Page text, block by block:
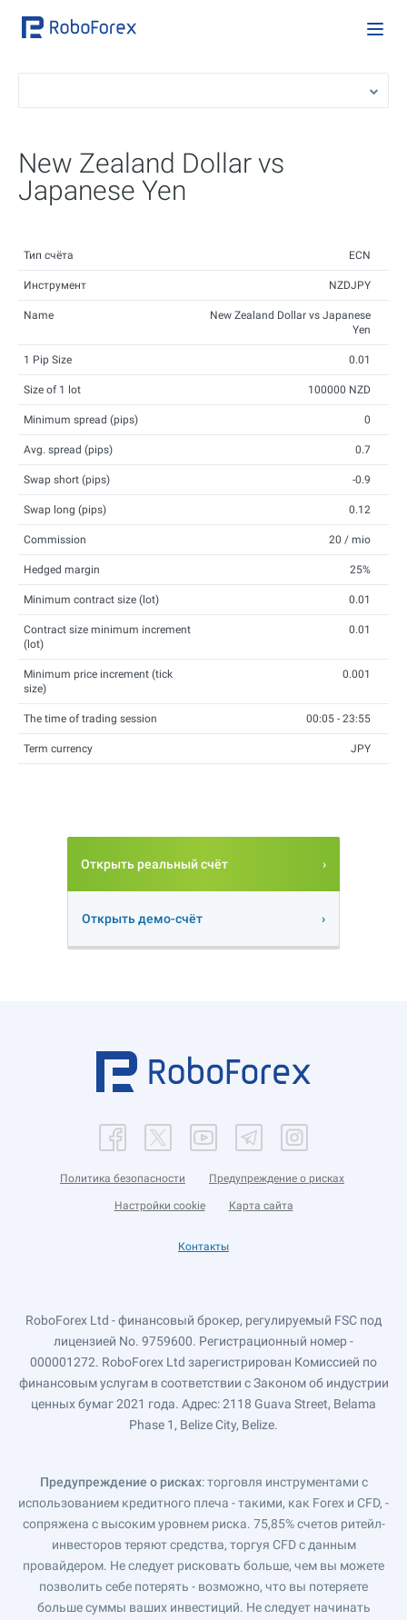
New Zealand Dollar vs
Japanese Yen
Тип счёта ECN
Инструмент NZDJPY
Name
New Zealand Dollar vs Japanese
Yen
1 Pip Size 0.01
Size of 1 lot 100000 NZD
Minimum spread (pips) 0
Avg. spread (pips) 0.7
Swap short (pips) -0.9
Swap long (pips) 0.12
Commission 20 / mio
Hedged margin 25%
Minimum contract size (lot) 0.01
Contract size minimum increment
(lot)
0.01
Minimum price increment (tick
size)
0.001
The time of trading session 00:05 - 23:55
Term currency JPY
Открыть реальный счёт
Открыть демо-счёт
Политика безопасности Предупреждение о рисках
Настройки cookie Карта сайта
Контакты
RoboForex Ltd - финансовый брокер, регулируемый FSC под
лицензией No. 9759600. Регистрационный номер -
000001272. RoboForex Ltd зарегистрирован Комиссией по
финансовым услугам в соответствии с Законом об индустрии
ценных бумаг 2021 года. Адрес: 2118 Guava Street, Belama
Phase 1, Belize City, Belize.
Предупреждение о рисках: торговля инструментами с
использованием кредитного плеча - такими, как Forex и CFD, -
сопряжена с высоким уровнем риска. 75,85% счетов ритейл-
инвесторов теряют средства, торгуя CFD с данным
провайдером. Не следует рисковать больше, чем вы можете
позволить себе потерять - возможно, что вы потеряете
больше суммы ваших инвестиций. Не следует начинать